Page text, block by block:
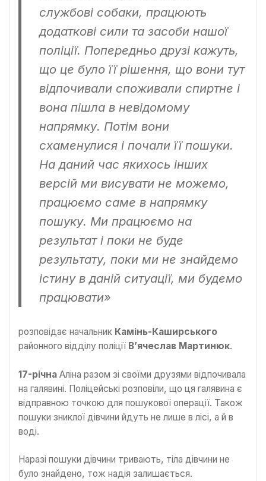
службові собаки, працюють
додаткові сили та засоби нашої
поліції. Попередньо друзі кажуть,
що це було її рішення, що вони тут
відпочивали споживали спиртне і
вона пішла в невідомому
напрямку. Потім вони
схаменулися і почали її пошуки.
На даний час якихось інших
версій ми висувати не можемо,
працюємо саме в напрямку
пошуку. Ми працюємо на
результат і поки не буде
результату, поки ми не знайдемо
істину в даній ситуації, ми будемо
працювати»
розповідає начальник Камінь-Каширського
районного відділу поліції В’ячеслав Мартинюк.
17-річна Аліна разом зі своїми друзями відпочивала
на галявині. Поліцейські розповіли, що ця галявина є
відправною точкою для пошукової операції. Також
пошуки зниклої дівчини йдуть не лише в лісі, а й в
воді.
Наразі пошуки дівчини тривають, тіла дівчини не
було знайдено, тож надія залишається.